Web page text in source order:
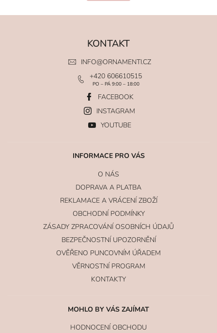
KONTAKT
INFO@ORNAMENTI.CZ
+420 606610515
PO – PÁ 9:00 – 18:00
FACEBOOK
INSTAGRAM
YOUTUBE
INFORMACE PRO VÁS
O NÁS
DOPRAVA A PLATBA
REKLAMACE A VRÁCENÍ ZBOŽÍ
OBCHODNÍ PODMÍNKY
ZÁSADY ZPRACOVÁNÍ OSOBNÍCH ÚDAJŮ
BEZPEČNOSTNÍ UPOZORNĚNÍ
OVĚŘENO PUNCOVNÍM ÚŘADEM
VĚRNOSTNÍ PROGRAM
KONTAKTY
MOHLO BY VÁS ZAJÍMAT
HODNOCENÍ OBCHODU